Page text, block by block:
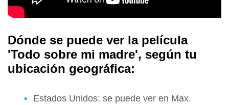
Dónde se puede ver la película
'Todo sobre mi madre', según tu
ubicación geográfica:
Estados Unidos: se puede ver en Max.